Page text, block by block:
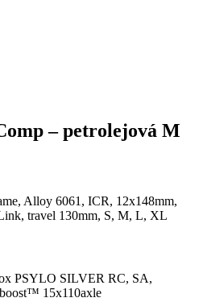
– petrolejová M
Alloy 6061, ICR, 12x148mm,
travel 130mm, S, M, L, XL
PSYLO SILVER RC, SA,
15x110axle